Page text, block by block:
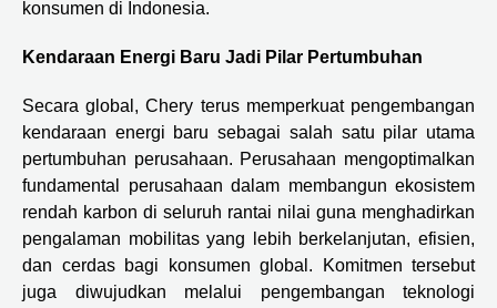
konsumen di Indonesia.
Kendaraan Energi Baru Jadi Pilar Pertumbuhan
Secara global, Chery terus memperkuat pengembangan
kendaraan energi baru sebagai salah satu pilar utama
pertumbuhan perusahaan. Perusahaan mengoptimalkan
fundamental perusahaan dalam membangun ekosistem
rendah karbon di seluruh rantai nilai guna menghadirkan
pengalaman mobilitas yang lebih berkelanjutan, efisien,
dan cerdas bagi konsumen global. Komitmen tersebut
juga diwujudkan melalui pengembangan teknologi